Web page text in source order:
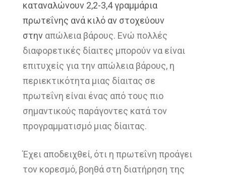
καταναλώνουν 2,2-3,4γραμμάρια
πρωτεΐνης ανά κιλό αν στοχεύουν
στην απώλεια βάρους. Ενώ πολλές
διαφορετικές δίαιτες μπορούννα είναι
επιτυχείς για την απώλεια βάρους, η
περιεκτικότητα μιας δίαιτας σε
πρωτεΐνη είναι ένας από τους πιο
σημαντικούς παράγοντες κατά τον
προγραμματισμό μιας δίαιτας.
Έχει αποδειχθεί, ότι η πρωτεΐνη προάγει
τον κορεσμό, βοηθά στη διατήρηση της